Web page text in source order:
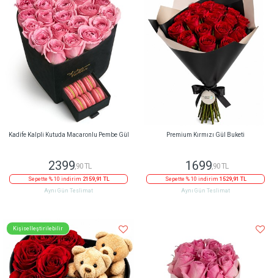
Kadife Kalpli Kutuda Macaronlu Pembe Gül
2399,90 TL
Sepette % 10 indirim 2159,91 TL
Aynı Gün Teslimat
Premium Kırmızı Gül Buketi
1699,90 TL
Sepette % 10 indirim 1529,91 TL
Aynı Gün Teslimat
Kişiselleştirilebilir